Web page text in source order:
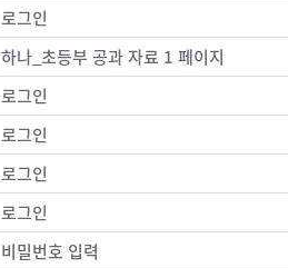
로그인
하나_초등부 공과 자료 1 페이지
로그인
로그인
로그인
로그인
비밀번호 입력